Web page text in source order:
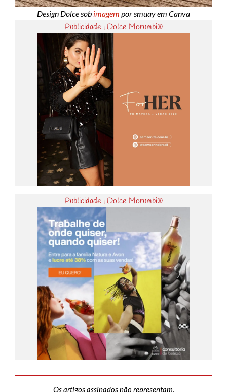
Design Dolce sob imagem por smuay em Canva
Publicidade | Dolce Morumbi®
Publicidade | Dolce Morumbi®
Os artigos assinados não representam,